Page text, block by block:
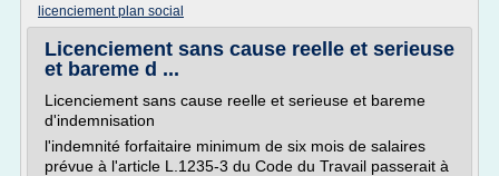
licenciement plan social
Licenciement sans cause reelle et serieuse
et bareme d ...
Licenciement sans cause reelle et serieuse et bareme
d'indemnisation
l'indemnité forfaitaire minimum de six mois de salaires
prévue à l'article L.1235-3 du Code du Travail passerait à